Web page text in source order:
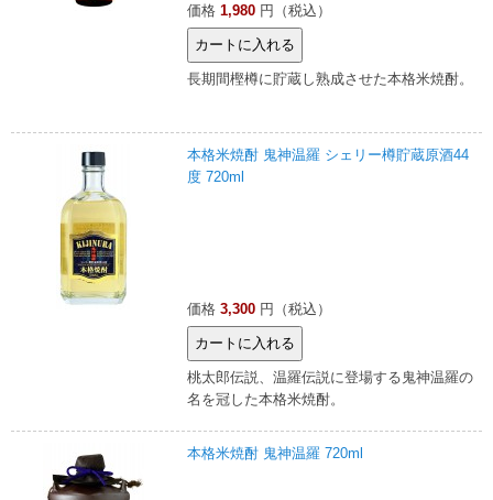
価格 1,980 円（税込）
長期間樫樽に貯蔵し熟成させた本格米焼酎。
本格米焼酎 鬼神温羅 シェリー樽貯蔵原酒44
度 720ml
価格 3,300 円（税込）
桃太郎伝説、温羅伝説に登場する鬼神温羅の
名を冠した本格米焼酎。
本格米焼酎 鬼神温羅 720ml